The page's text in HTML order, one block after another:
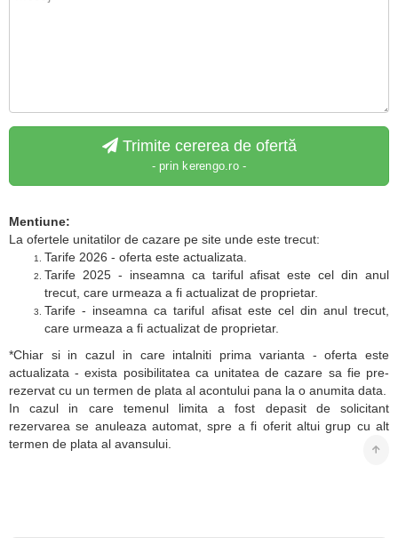
Trimite cererea de ofertă
- prin kerengo.ro -
Mentiune:
La ofertele unitatilor de cazare pe site unde este trecut:
Tarife 2026 - oferta este actualizata.
Tarife 2025 - inseamna ca tariful afisat este cel din anul
trecut, care urmeaza a fi actualizat de proprietar.
Tarife - inseamna ca tariful afisat este cel din anul trecut,
care urmeaza a fi actualizat de proprietar.
*Chiar si in cazul in care intalniti prima varianta - oferta este
actualizata - exista posibilitatea ca unitatea de cazare sa fie pre-
rezervat cu un termen de plata al acontului pana la o anumita data.
In cazul in care temenul limita a fost depasit de solicitant
rezervarea se anuleaza automat, spre a fi oferit altui grup cu alt
termen de plata al avansului.